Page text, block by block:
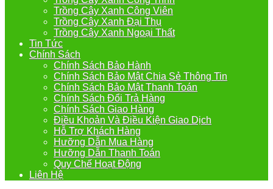
Trồng Cây Xanh Công Viên
Trồng Cây Xanh Đại Thụ
Trồng Cây Xanh Ngoại Thất
Tin Tức
Chính Sách
Chính Sách Bảo Hành
Chính Sách Bảo Mật Chia Sẻ Thông Tin
Chính Sách Bảo Mật Thanh Toán
Chính Sách Đổi Trả Hàng
Chính Sách Giao Hàng
Điều Khoản Và Điều Kiện Giao Dịch
Hỗ Trợ Khách Hàng
Hưỡng Dẫn Mua Hàng
Hưỡng Dẫn Thanh Toán
Quy Chế Hoạt Động
Liên Hệ